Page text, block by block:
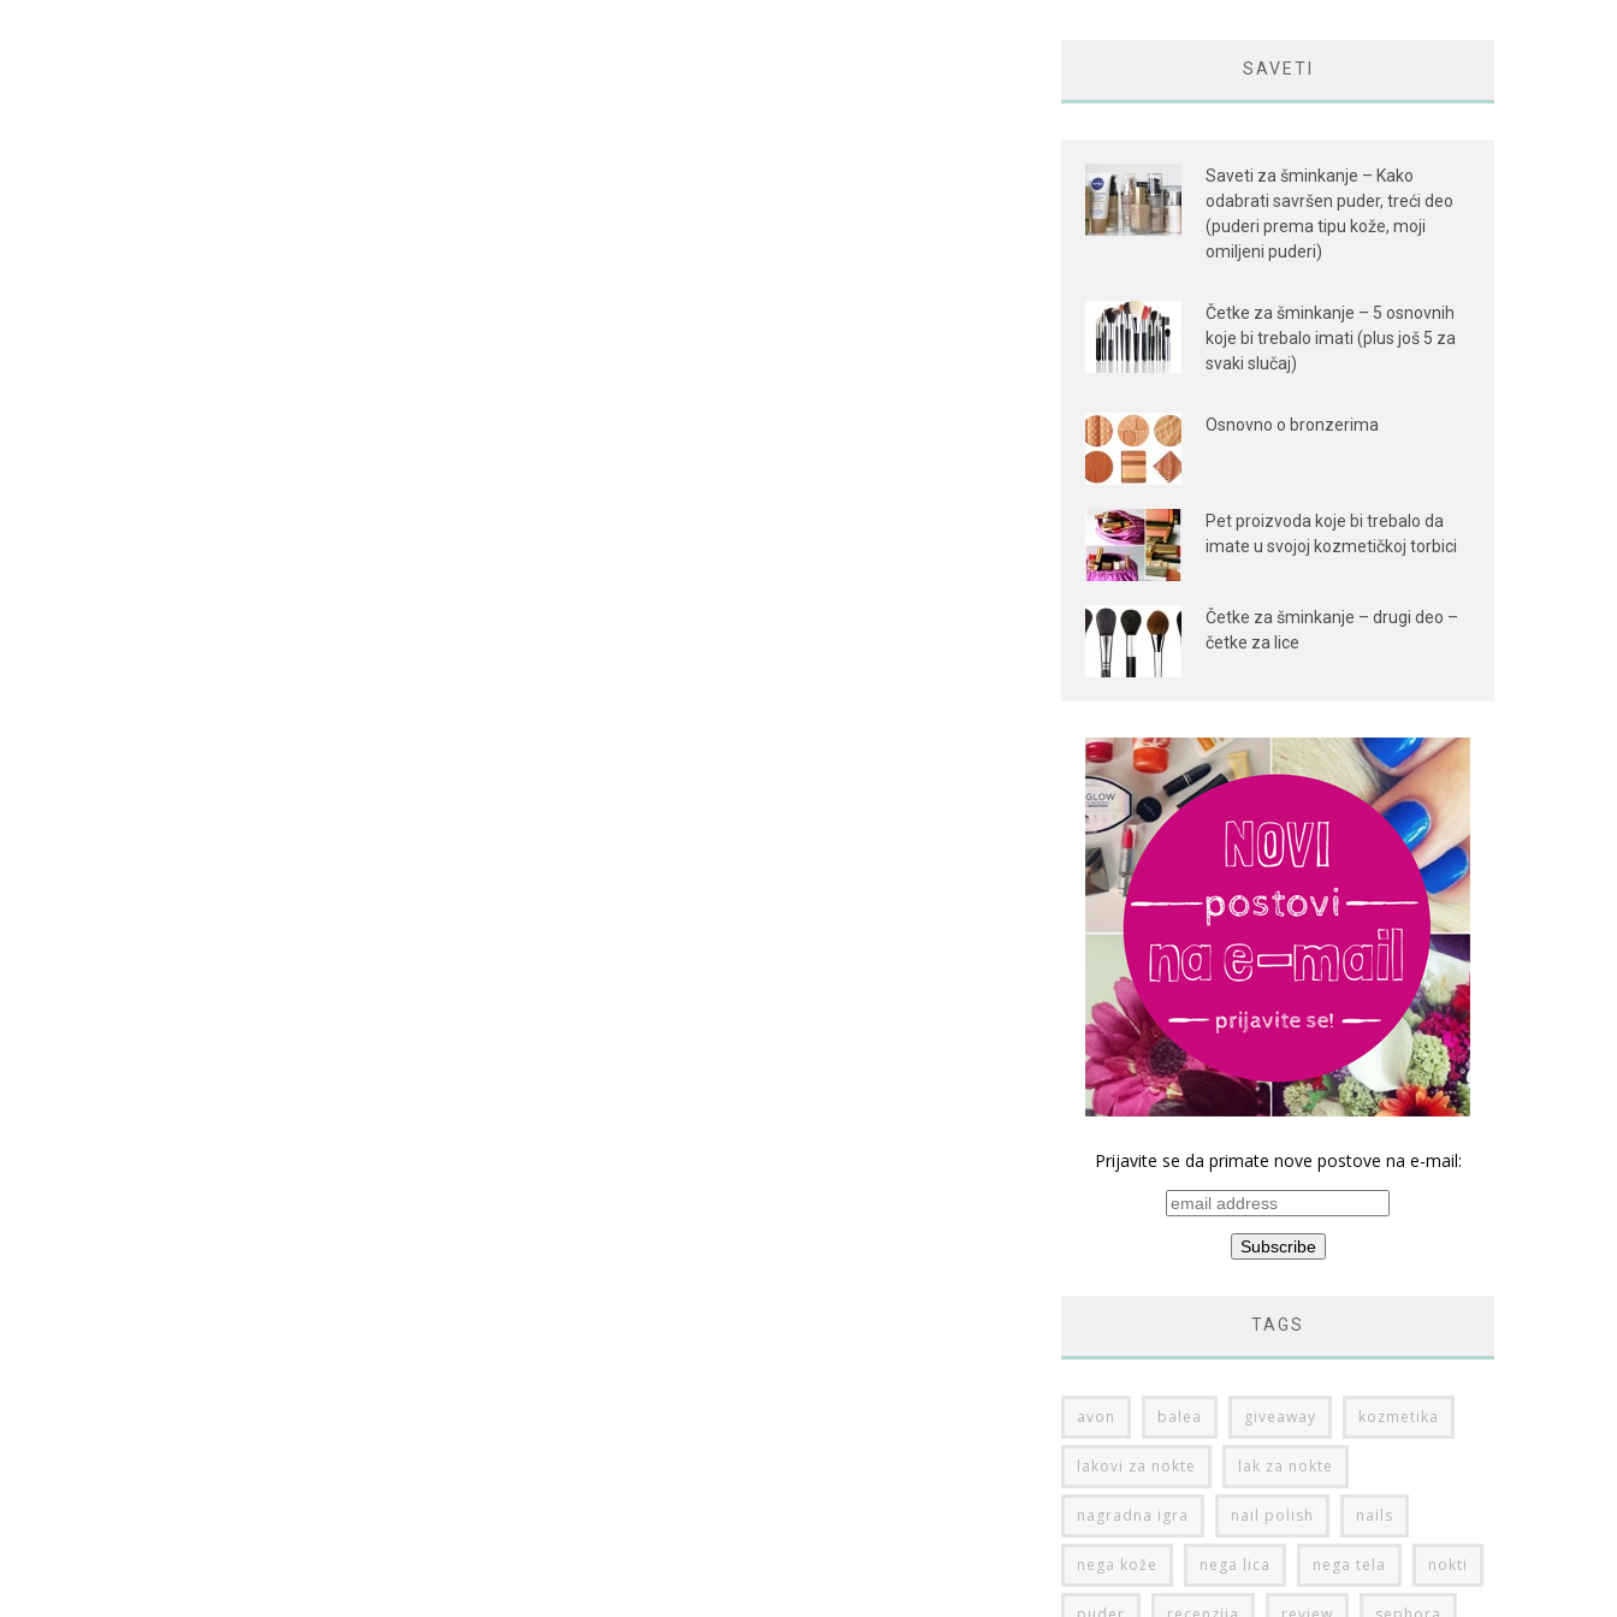
SAVETI
Saveti za šminkanje – Kako
odabrati savršen puder, treći deo
(puderi prema tipu kože, moji
omiljeni puderi)
Četke za šminkanje – 5 osnovnih
koje bi trebalo imati (plus još 5 za
svaki slučaj)
Osnovno o bronzerima
Pet proizvoda koje bi trebalo da
imate u svojoj kozmetičkoj torbici
Četke za šminkanje – drugi deo –
četke za lice
Prijavite se da primate nove postove na e-mail:
TAGS
avon balea giveaway kozmetika
lakovi za nokte lak za nokte
nagradna igra nail polish nails
nega kože nega lica nega tela nokti